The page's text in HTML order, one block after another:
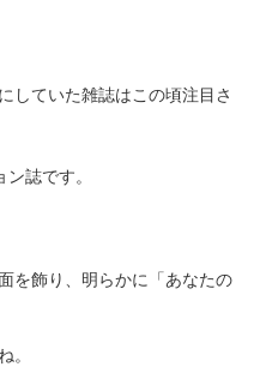
していた雑誌はこの頃注目さ
誌です。
を飾り、明らかに「あなたの
。